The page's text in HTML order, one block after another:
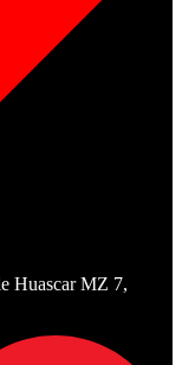
Huascar MZ 7,